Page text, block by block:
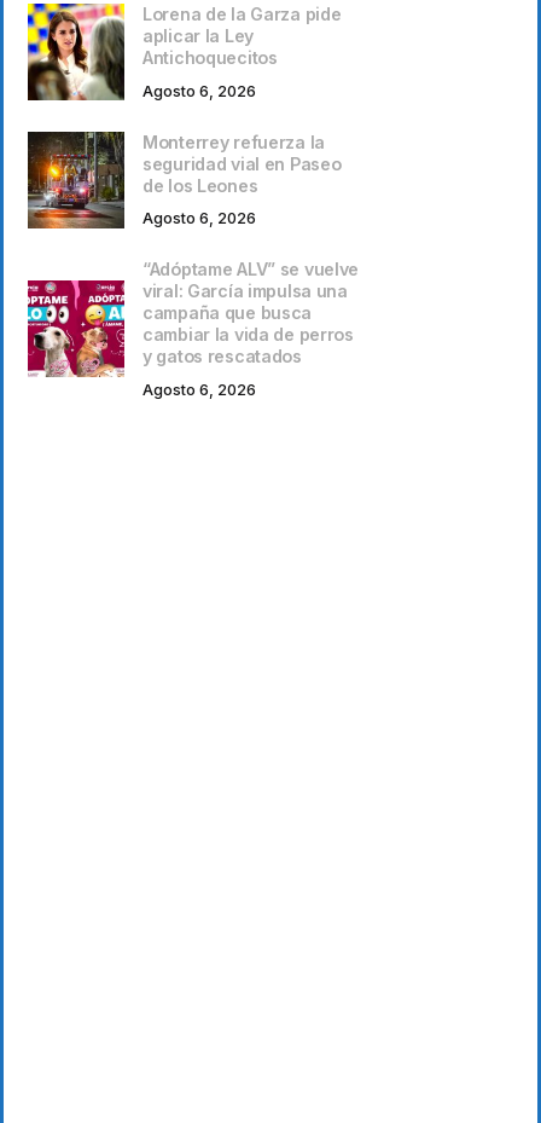
Lorena de la Garza pide
aplicar la Ley
Antichoquecitos
Agosto 6, 2026
Monterrey refuerza la
seguridad vial en Paseo
de los Leones
Agosto 6, 2026
“Adóptame ALV” se vuelve
viral: García impulsa una
campaña que busca
cambiar la vida de perros
y gatos rescatados
Agosto 6, 2026